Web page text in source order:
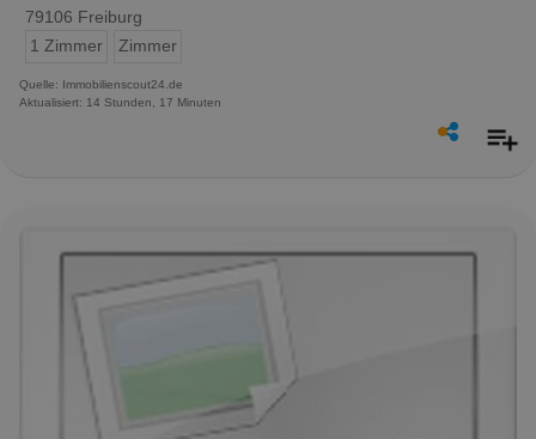
79106 Freiburg
1 Zimmer
Zimmer
Quelle: Immobilienscout24.de
Aktualisiert: 14 Stunden, 17 Minuten